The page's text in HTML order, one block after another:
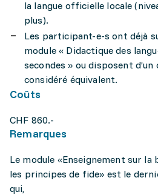
la langue officielle locale
plus).
Les participant-e-s ont déjà
module « Didactique des
secondes » ou disposent
considéré équivalent.
Coûts
CHF 860.-
Remarques
Le module «Enseignement sur la
les principes de fide» est le
qui,